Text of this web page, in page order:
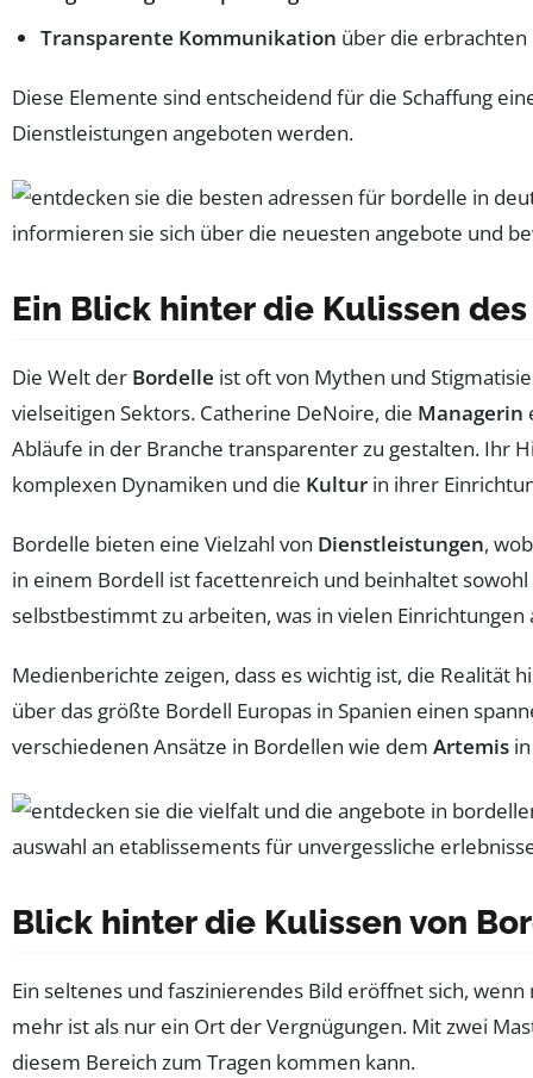
Transparente Kommunikation über die
Diese Elemente sind entscheidend für die Schaffung
Dienstleistungen angeboten werden.
Ein Blick hinter die Kulissen
Die Welt der Bordelle ist oft von Mythen und
vielseitigen Sektors. Catherine DeNoire, die Managerin
Abläufe in der Branche transparenter zu gestalten. Ihr
komplexen Dynamiken und die Kultur in ihrer
Bordelle bieten eine Vielzahl von Dienstleistungen,
in einem Bordell ist facettenreich und beinhaltet
selbstbestimmt zu arbeiten, was in vielen Einrichtungen
Medienberichte zeigen, dass es wichtig ist, die Realität
über das größte Bordell Europas in Spanien einen
verschiedenen Ansätze in Bordellen wie dem Artemis
Blick hinter die Kulissen von
Ein seltenes und faszinierendes Bild eröffnet sich,
mehr ist als nur ein Ort der Vergnügungen. Mit zwei
diesem Bereich zum Tragen kommen kann.